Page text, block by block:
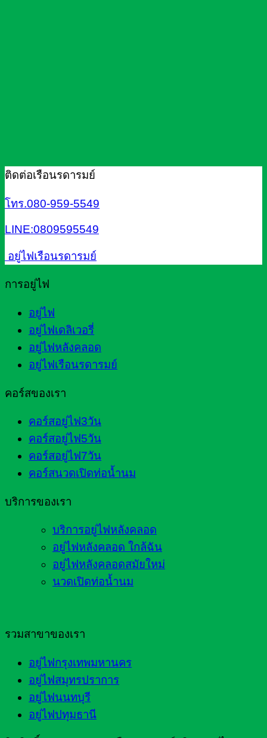
ติดต่อเรือนรดารมย์
โทร.080-959-5549
LINE:0809595549
อยู่ไฟเรือนรดารมย์
การอยู่ไฟ
อยู่ไฟ
อยู่ไฟเดลิเวอรี่
อยู่ไฟหลังคลอด
อยู่ไฟเรือนรดารมย์
คอร์สของเรา
คอร์สอยู่ไฟ3วัน
คอร์สอยู่ไฟ5วัน
คอร์สอยู่ไฟ7วัน
คอร์สนวดเปิดท่อน้ำนม
บริการของเรา
บริการอยู่ไฟหลังคลอด
อยู่ไฟหลังคลอด ใกล้ฉัน
อยู่ไฟหลังคลอดสมัยใหม่
นวดเปิดท่อน้ำนม
รวมสาขาของเรา
อยู่ไฟกรุงเทพมหานคร
อยู่ไฟสมุทรปราการ
อยู่ไฟนนทบุรี
อยู่ไฟปทุมธานี